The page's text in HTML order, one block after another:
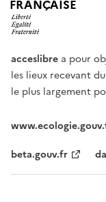
FRANÇAISE
acceslibre a pour
les lieux recevant
le plus largement
beta.gouv.fr